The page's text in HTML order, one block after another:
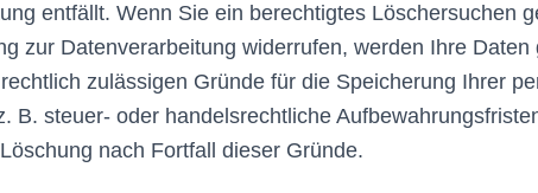
entfällt. Wenn Sie ein berechtigtes Löschersuchen
zur Datenverarbeitung widerrufen, werden Ihre
zulässigen Gründe für die Speicherung Ihrer
B. steuer- oder handelsrechtliche
nach Fortfall dieser Gründe.